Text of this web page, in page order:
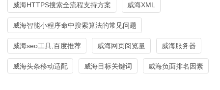
威海HTTPS搜索全流程支持方案 威海XML
威海智能小程序命中搜索算法的常见问题
威海seo工具,百度推荐 威海网页阅览量 威海服务器
威海头条移动适配 威海目标关键词 威海负面排名因素